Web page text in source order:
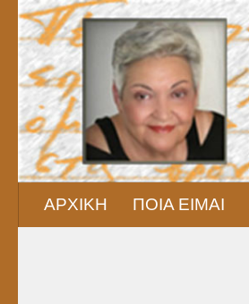
Skip to content
ΑΡΧΙΚΗ ΠΟΙΑ ΕΙΜΑΙ